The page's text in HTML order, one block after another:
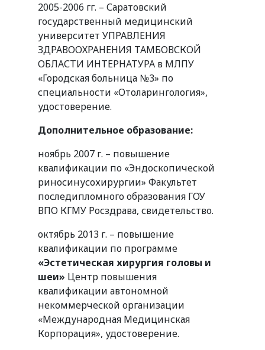
2005-2006 гг. – Саратовский
государственный медицинский
университет УПРАВЛЕНИЯ
ЗДРАВООХРАНЕНИЯ ТАМБОВСКОЙ
ОБЛАСТИ ИНТЕРНАТУРА в МЛПУ
«Городская больница №3» по
специальности «Отоларингология»,
удостоверение.
Дополнительное образование:
ноябрь 2007 г. – повышение
квалификации по «Эндоскопической
риносинусохирургии» Факультет
последипломного образования ГОУ
ВПО КГМУ Росздрава, свидетельство.
октябрь 2013 г. – повышение
квалификации по программе
«Эстетическая хирургия головы и
шеи» Центр повышения
квалификации автономной
некоммерческой организации
«Международная Медицинская
Корпорация», удостоверение.